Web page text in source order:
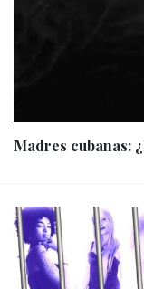
Madres cubanas: